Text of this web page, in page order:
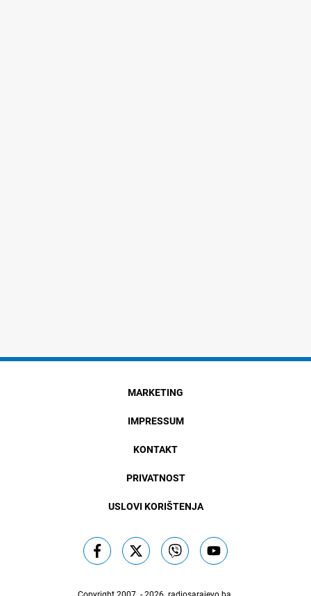
MARKETING
IMPRESSUM
KONTAKT
PRIVATNOST
USLOVI KORIŠTENJA